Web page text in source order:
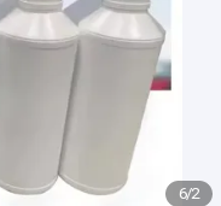
2
/
6